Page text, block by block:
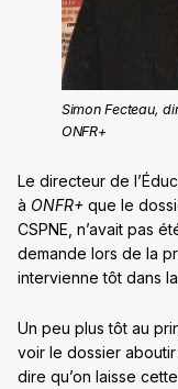
Simon Fecteau,
ONFR+
Le directeur de
à ONFR+ que le
CSPNE, n’avait pas
demande lors de la
intervienne tôt dans
Un peu plus tôt au
voir le dossier
dire qu’on laisse